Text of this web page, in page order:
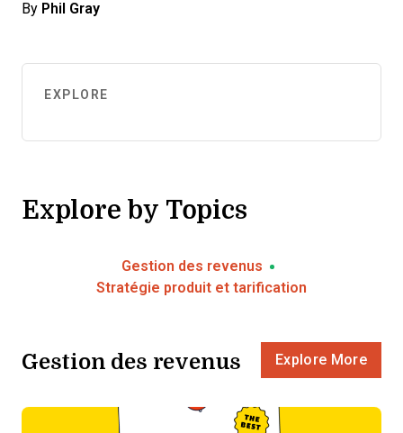
By Phil Gray
EXPLORE
Explore by Topics
Gestion des revenus
Stratégie produit et tarification
Gestion des revenus Explore More